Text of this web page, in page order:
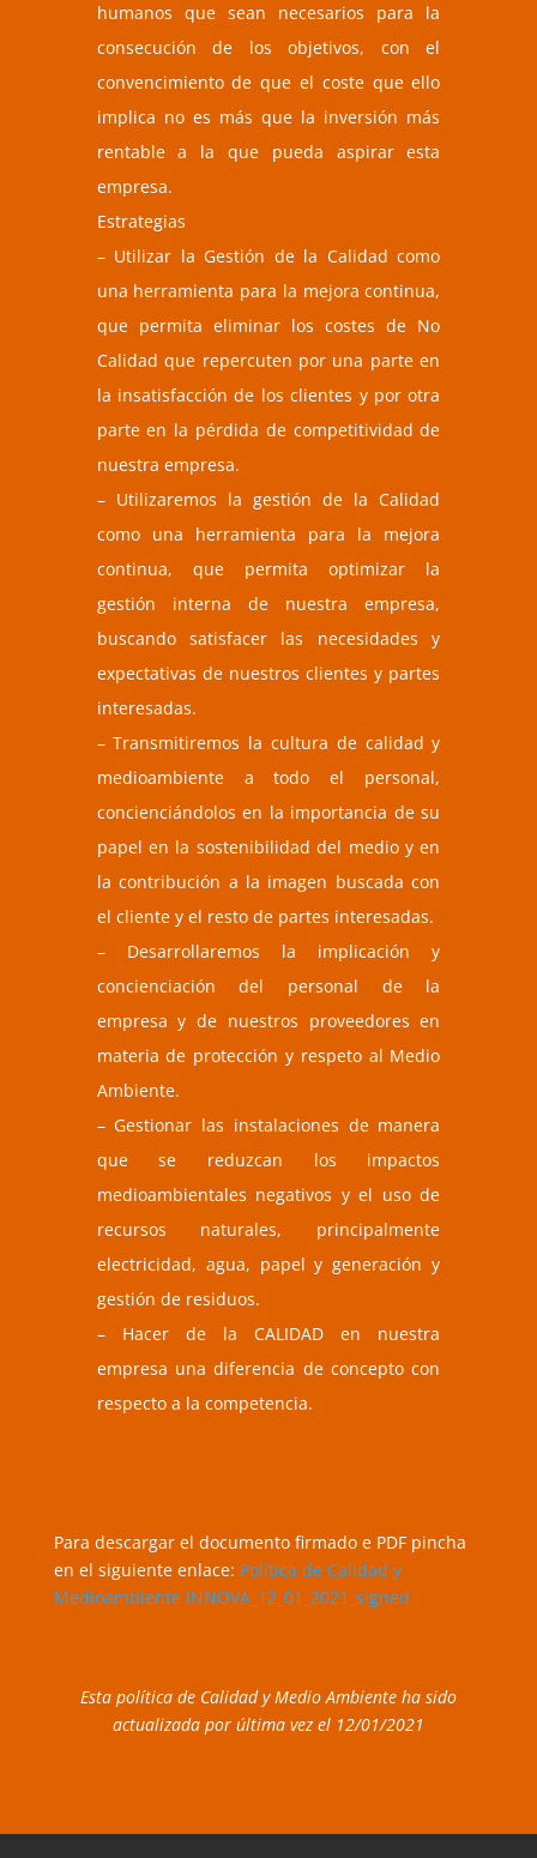
humanos que sean necesarios para la
consecución de los objetivos, con el
convencimiento de que el coste que ello
implica no es más que la inversión más
rentable a la que pueda aspirar esta
empresa.
Estrategias
– Utilizar la Gestión de la Calidad como
una herramienta para la mejora continua,
que permita eliminar los costes de No
Calidad que repercuten por una parte en
la insatisfacción de los clientes y por otra
parte en la pérdida de competitividad de
nuestra empresa.
– Utilizaremos la gestión de la Calidad
como una herramienta para la mejora
continua, que permita optimizar la
gestión interna de nuestra empresa,
buscando satisfacer las necesidades y
expectativas de nuestros clientes y partes
interesadas.
– Transmitiremos la cultura de calidad y
medioambiente a todo el personal,
concienciándolos en la importancia de su
papel en la sostenibilidad del medio y en
la contribución a la imagen buscada con
el cliente y el resto de partes interesadas.
– Desarrollaremos la implicación y
concienciación del personal de la
empresa y de nuestros proveedores en
materia de protección y respeto al Medio
Ambiente.
– Gestionar las instalaciones de manera
que se reduzcan los impactos
medioambientales negativos y el uso de
recursos naturales, principalmente
electricidad, agua, papel y generación y
gestión de residuos.
– Hacer de la CALIDAD en nuestra
empresa una diferencia de concepto con
respecto a la competencia.
Para descargar el documento firmado e PDF pincha
en el siguiente enlace: Política de Calidad y
Medioambiente INNOVA_12_01_2021_signed
Esta política de Calidad y Medio Ambiente ha sido
actualizada por última vez el 12/01/2021